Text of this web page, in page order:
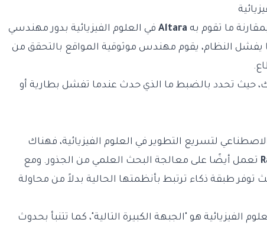
ما تقوم به Altara في العلوم الفيزيائية بدور مهندسي
يفشل النظام، يقوم مهندس موثوقية المواقع بالتحقق من
حيث تحدد بالضبط ما الذي حدث عندما تفشل بطارية أو
لتسريع التطوير في العلوم الفيزيائية، فهناك
تعمل أيضًا على معالجة البحث العلمي من الجذور. ومع
توفر طبقة ذكاء ترتبط بأنظمتها الحالية بدلاً من محاولة
الفيزيائية هو "الجبهة الكبيرة التالية"، كما تتنبأ بحدوث